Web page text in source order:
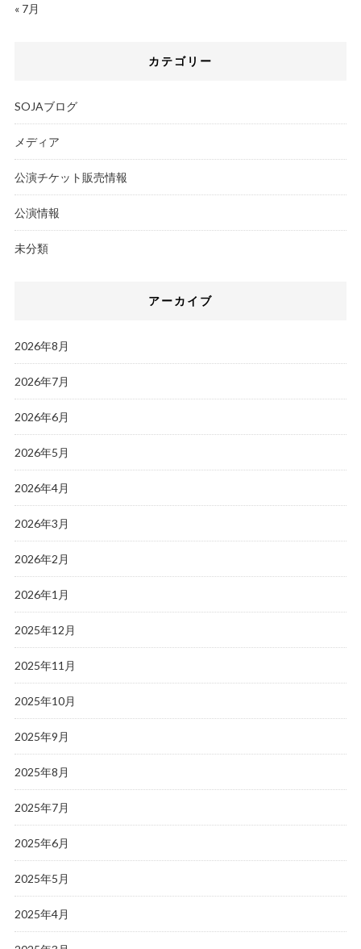
« 7月
カテゴリー
SOJAブログ
メディア
公演チケット販売情報
公演情報
未分類
アーカイブ
2026年8月
2026年7月
2026年6月
2026年5月
2026年4月
2026年3月
2026年2月
2026年1月
2025年12月
2025年11月
2025年10月
2025年9月
2025年8月
2025年7月
2025年6月
2025年5月
2025年4月